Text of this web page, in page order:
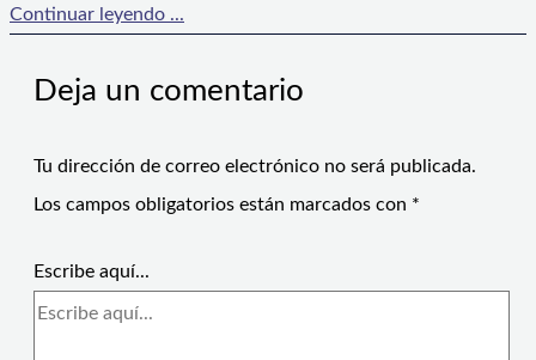
Continuar leyendo ...
Deja un comentario
Tu dirección de correo electrónico no será publicada.
Los campos obligatorios están marcados con *
Escribe aquí...